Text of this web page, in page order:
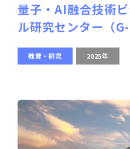
量子・AI融合技術
ル研究センター（G-
教育・研究 2025年